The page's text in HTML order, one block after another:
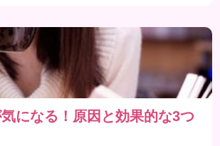
になる！原因と効果的な3つ